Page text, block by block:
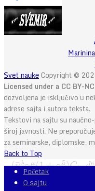
Svet nauke Copyright ©
Licensed under a CC BY-
dozvoljena je isključivo u
adrese sajta i autora teksta.
Tekstovi na sajtu su
široj javnosti. Ne
za seminarske, diplomske,
Back to Top
Početak
O sajtu